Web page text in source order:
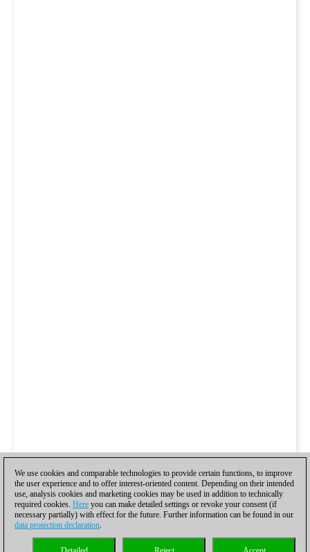
We use cookies and comparable technologies to provide certain functions, to improve
the user experience and to offer interest-oriented content. Depending on their intended
use, analysis cookies and marketing cookies may be used in addition to technically
required cookies. Here you can make detailed settings or revoke your consent (if
necessary partially) with effect for the future. Further information can be found in our
data protection declaration.